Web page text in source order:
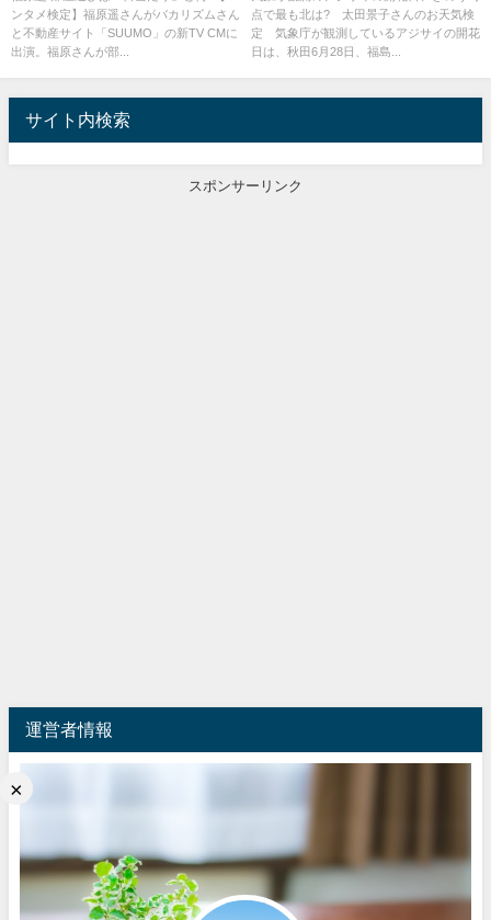
ンタメ検定】福原遥さんがバカリズムさん
と不動産サイト「SUUMO」の新TV CMに
出演。福原さんが部...
点で最も北は? 太田景子さんのお天気検
定 気象庁が観測しているアジサイの開花
日は、秋田6月28日、福島...
サイト内検索
スポンサーリンク
運営者情報
×